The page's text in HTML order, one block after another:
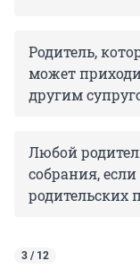
Родитель,
может
другим
Любой
собрания,
родительских
3 / 12